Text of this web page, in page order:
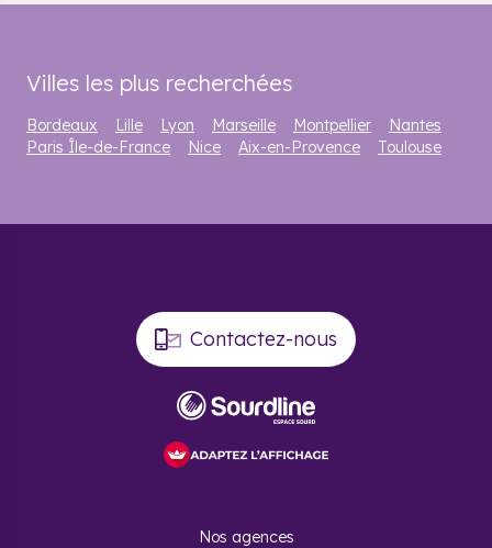
Villes les plus recherchées
Bordeaux Lille Lyon Marseille Montpellier
Nantes
Paris Île-de-France
Nice Aix-en-Provence Toulouse
Contactez-nous
Nos agences